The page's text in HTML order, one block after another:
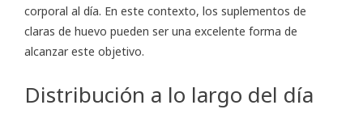
corporal al día. En este contexto, los suplementos de
claras de huevo pueden ser una excelente forma de
alcanzar este objetivo.
Distribución a lo largo del día